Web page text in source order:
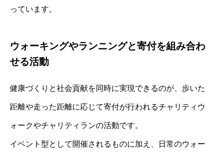
っています。
ウォーキングやランニングと寄付を組み合わ
せる活動
健康づくりと社会貢献を同時に実現できるのが、歩いた
距離や走った距離に応じて寄付が行われるチャリティウ
ォークやチャリティランの活動です。
イベント型として開催されるものに加え、日常のウォー